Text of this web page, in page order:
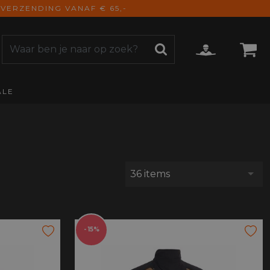
VANAF € 65,-
36 items
- 15%